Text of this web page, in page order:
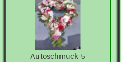
Autoschmuck 5